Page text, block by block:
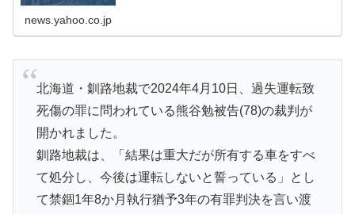
news.yahoo.co.jp
北海道・釧路地裁で2024年4月10日、過失運転致
死傷の罪に問われている熊谷勉被告(78)の裁判が
開かれました。
釧路地裁は、「結果は重大だが所有する車をすべ
て処分し、今後は運転しないと誓っている」とし
て禁錮1年8か月執行猶予3年の有罪判決を言い渡